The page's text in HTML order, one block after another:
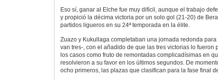
Eso sí, ganar al Elche fue muy difícil, aunque el trabajo
y propició la décima victoria por un solo gol (21-20) de
partidos ligueros en su 24ª temporada en la élite.
Zuazo y Kukullaga completaban una jornada redonda
van tres-, con el añadido de que las tres victorias lo fueron
los casos como fruto de remontadas complicadísimas en
resolvieron a su favor en los últimos segundos. De
ocho primeros, las plazas que clasifican para la fase final